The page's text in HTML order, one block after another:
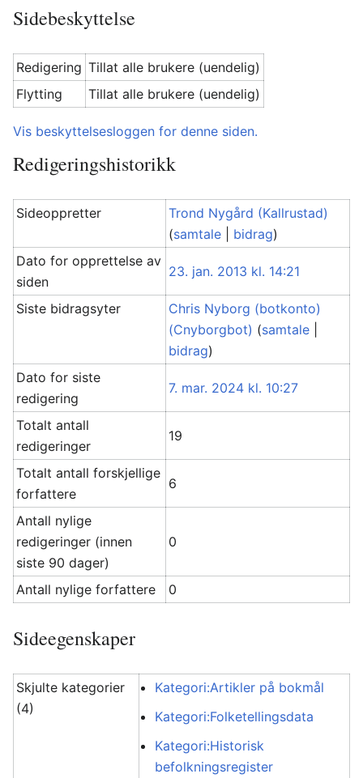
Sidebeskyttelse
Redigering Tillat alle brukere (uendelig)
Flytting
Tillat alle brukere (uendelig)
Vis beskyttelsesloggen for denne siden.
Redigeringshistorikk
Sideoppretter
Trond Nygård (Kallrustad)
(samtale bidrag)
Dato for opprettelse av
siden
23. jan. 2013 kl. 14:21
Siste bidragsyter
Chris Nyborg (botkonto)
(Cnyborgbot) (samtale
bidrag)
Dato for siste
redigering
7. mar. 2024 kl. 10:27
Totalt antall
redigeringer
19
Totalt antall forskjellige
forfattere
6
Antall nylige
redigeringer (innen
siste 90 dager)
0
Antall nylige forfattere 0
Sideegenskaper
Skjulte kategorier
(4)
Kategori:Artikler på bokmål
Kategori:Folketellingsdata
Kategori:Historisk
befolkningsregister